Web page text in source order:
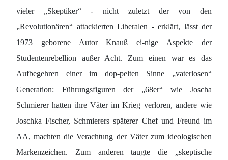
vieler „Skeptiker“ - nicht zuletzt der von den
„Revolutionären“ attackierten Liberalen - erklärt, lässt der
1973 geborene Autor Knauß ei-nige Aspekte der
Studentenrebellion außer Acht. Zum einen war es das
Aufbegehren einer im dop-pelten Sinne „vaterlosen“
Generation: Führungsfiguren der „68er“ wie Joscha
Schmierer hatten ihre Väter im Krieg verloren, andere wie
Joschka Fischer, Schmierers späterer Chef und Freund im
AA, machten die Verachtung der Väter zum ideologischen
Markenzeichen. Zum anderen taugte die „skeptische